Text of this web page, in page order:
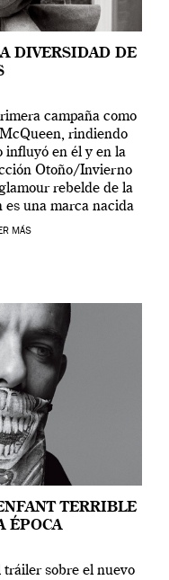
DIVERSIDAD DE
campaña como
rindiendo
influyó en él y en la
Otoño/Invierno
rebelde de la
una marca nacida
ha […]
MÁS
TERRIBLE
ÉPOCA
sobre el nuevo